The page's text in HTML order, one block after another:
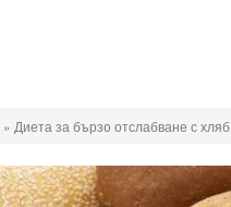
» Диета за бързо отслабване с хляб